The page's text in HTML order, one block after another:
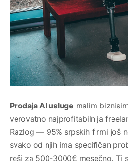
Prodaja AI usluge malim
verovatno najprofitabilnija
Razlog — 95% srpskih firmi još
svako od njih ima specifičan
reši za 500-3000€ mesečno. Ti